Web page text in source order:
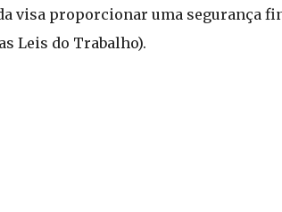
visa proporcionar uma segurança
Leis do Trabalho).